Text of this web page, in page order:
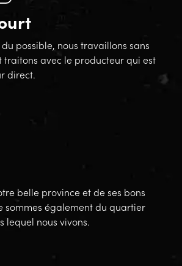
possible, nous travaillons sans
avec le producteur qui est
direct.
belle province et de ses bons
sommes également du quartier
lequel nous vivons.